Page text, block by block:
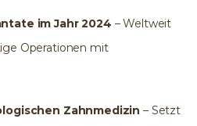
im Jahr 2024 – Weltweit
Operationen mit
Zahnmedizin – Setzt